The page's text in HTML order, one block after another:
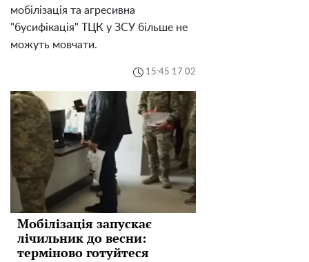
мобілізація та агресивна
"бусифікація" ТЦК у ЗСУ більше не
можуть мовчати.
15:45 17.02
Мобілізація запускає
лічильник до весни:
терміново готуйтеся